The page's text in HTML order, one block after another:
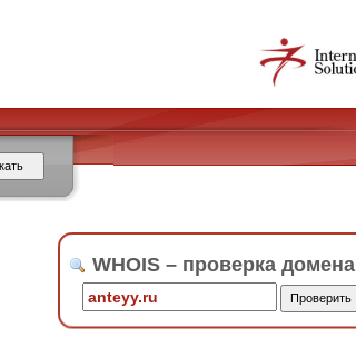
WHOIS – проверка домена